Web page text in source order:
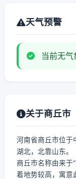
天气预警
当前无
关于商丘市
河南省商丘市位于
湖北，北靠山东。
商丘市名称由来于
着地势较高，寓意